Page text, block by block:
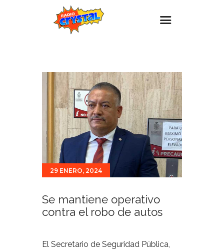
Estaciones
Eventos
Promociones
Noticias
Para ti
Contacto
29 ENERO, 2024
Se mantiene operativo
contra el robo de autos
El Secretario de Seguridad Pública,